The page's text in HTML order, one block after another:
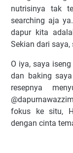
nutrisinya tak
searching aja
dapur kita
Sekian dari
O iya, saya
dan baking
resepnya
fokus ke situ,
dengan cinta